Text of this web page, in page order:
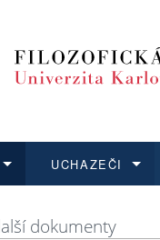
UCHAZEČI
dokumenty